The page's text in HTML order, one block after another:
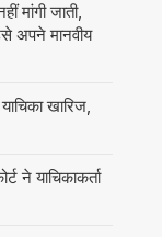
मांगी जाती,
अपने मानवीय
खारिज,
ने याचिकाकर्ता